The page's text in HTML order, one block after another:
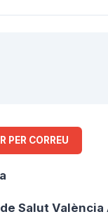
PER CORREU
Salut